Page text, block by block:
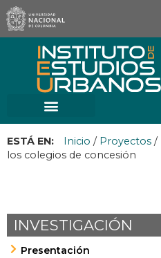
ESTÁ EN: Inicio / Proyectos /
los colegios de concesión
INVESTIGACIÓN
Presentación